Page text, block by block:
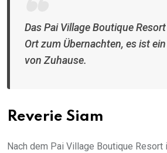
Das Pai Village Boutique
Ort zum Übernachten, es ist
von Zuhause.
Reverie Siam
Nach dem Pai Village Boutique